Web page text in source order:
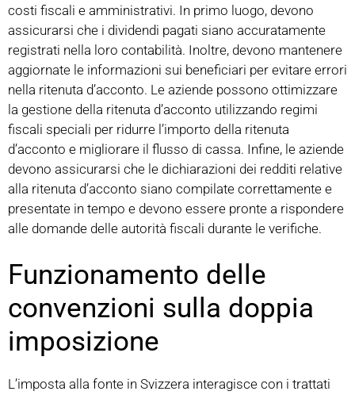
costi fiscali e amministrativi. In primo luogo, devono
assicurarsi che i dividendi pagati siano accuratamente
registrati nella loro contabilità. Inoltre, devono mantenere
aggiornate le informazioni sui beneficiari per evitare errori
nella ritenuta d’acconto. Le aziende possono ottimizzare
la gestione della ritenuta d’acconto utilizzando regimi
fiscali speciali per ridurre l’importo della ritenuta
d’acconto e migliorare il flusso di cassa. Infine, le aziende
devono assicurarsi che le dichiarazioni dei redditi relative
alla ritenuta d’acconto siano compilate correttamente e
presentate in tempo e devono essere pronte a rispondere
alle domande delle autorità fiscali durante le verifiche.
Funzionamento delle
convenzioni sulla doppia
imposizione
L’imposta alla fonte in Svizzera interagisce con i trattati